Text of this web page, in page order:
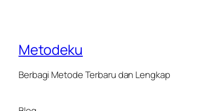
Metodeku
Berbagi Metode Terbaru dan Lengkap